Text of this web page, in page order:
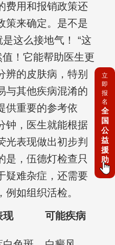
费用和报销政策还
策来确定。是不是
是这么接地气！ “这
！它能帮助医生更
辨的皮肤病，特别
与其他疾病混淆的
供重要的参考依
钟，医生就能根据
光表现做出初步判
是，伍德灯检查只
疑难杂症，还需要
如组织活检。
现 可能疾病
立
即
报
名
全
国
公
益
援
助